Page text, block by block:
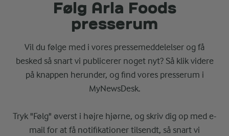
Følg Arla Foods
presserum
Vil du følge med i vores pressemeddelelser og få
besked så snart vi publicerer noget nyt? Så klik videre
på knappen herunder, og find vores presserum i
MyNewsDesk.
Tryk "Følg" øverst i højre hjørne, og skriv dig op med e-
mail for at få notifikationer tilsendt, så snart vi